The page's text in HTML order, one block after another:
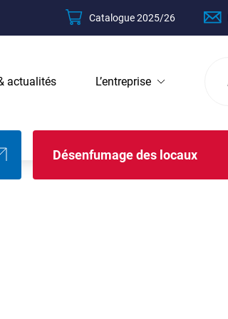
Catalogue 2025/26
(ouvre
un
actualités L’entreprise
Désenfumage des locaux